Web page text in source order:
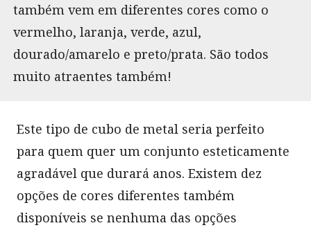
também vem em diferentes cores como o
vermelho, laranja, verde, azul,
dourado/amarelo e preto/prata. São todos
muito atraentes também!
Este tipo de cubo de metal seria perfeito
para quem quer um conjunto esteticamente
agradável que durará anos. Existem dez
opções de cores diferentes também
disponíveis se nenhuma das opções